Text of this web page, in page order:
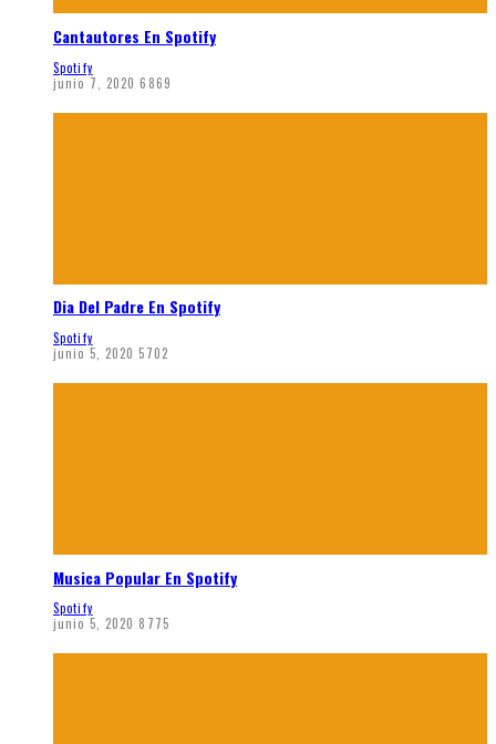
Cantautores En Spotify
Spotify
junio 7, 2020 6869
Dia Del Padre En Spotify
Spotify
junio 5, 2020 5702
Musica Popular En Spotify
Spotify
junio 5, 2020 8775